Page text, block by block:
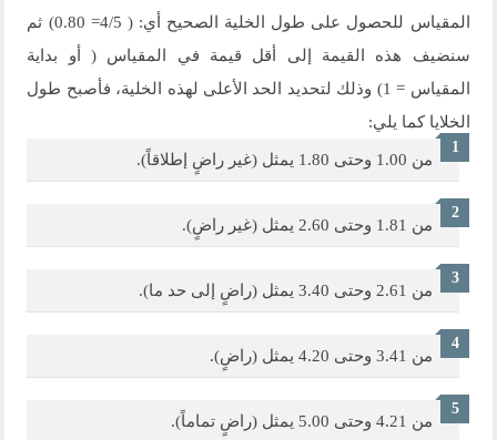
المقياس للحصول على طول الخلية الصحيح أي: ( 4/5= 0.80) ثم
سنضيف هذه القيمة إلى أقل قيمة في المقياس ( أو بداية
المقياس = 1) وذلك لتحديد الحد الأعلى لهذه الخلية، فأصبح طول
الخلايا كما يلي:
من 1.00 وحتى 1.80 يمثل (غير راضٍ إطلاقاً).
من 1.81 وحتى 2.60 يمثل (غير راضٍ).
من 2.61 وحتى 3.40 يمثل (راضٍ إلى حد ما).
من 3.41 وحتى 4.20 يمثل (راضٍ).
من 4.21 وحتى 5.00 يمثل (راضٍ تماماً).